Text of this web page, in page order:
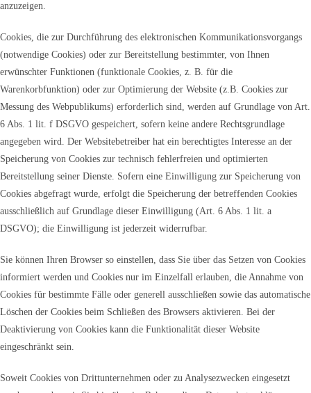
anzuzeigen.
Cookies, die zur Durchführung des elektronischen Kommunikationsvorgangs
(notwendige Cookies) oder zur Bereitstellung bestimmter, von Ihnen
erwünschter Funktionen (funktionale Cookies, z. B. für die
Warenkorbfunktion) oder zur Optimierung der Website (z.B. Cookies zur
Messung des Webpublikums) erforderlich sind, werden auf Grundlage von Art.
6 Abs. 1 lit. f DSGVO gespeichert, sofern keine andere Rechtsgrundlage
angegeben wird. Der Websitebetreiber hat ein berechtigtes Interesse an der
Speicherung von Cookies zur technisch fehlerfreien und optimierten
Bereitstellung seiner Dienste. Sofern eine Einwilligung zur Speicherung von
Cookies abgefragt wurde, erfolgt die Speicherung der betreffenden Cookies
ausschließlich auf Grundlage dieser Einwilligung (Art. 6 Abs. 1 lit. a
DSGVO); die Einwilligung ist jederzeit widerrufbar.
Sie können Ihren Browser so einstellen, dass Sie über das Setzen von Cookies
informiert werden und Cookies nur im Einzelfall erlauben, die Annahme von
Cookies für bestimmte Fälle oder generell ausschließen sowie das automatische
Löschen der Cookies beim Schließen des Browsers aktivieren. Bei der
Deaktivierung von Cookies kann die Funktionalität dieser Website
eingeschränkt sein.
Soweit Cookies von Drittunternehmen oder zu Analysezwecken eingesetzt